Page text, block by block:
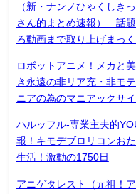
（新・ナンノひゃくしき
さん的まとめ速報） 話題
ろ動画まで取り上げまっ
ロボットアニメ！メカと
き永遠の非リア充・非モ
ニアの為のマニアックサイ
ハルッフル-専業主夫的
報！キモデブロリコンお
生活！激動の1750日
アニゲタレスト（元祖！